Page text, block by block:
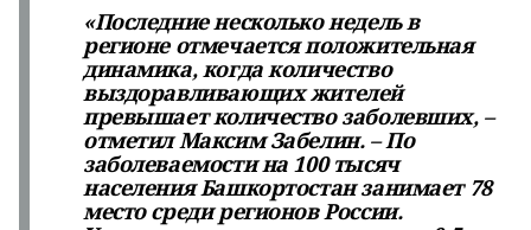
«Последние несколько недель в
регионе отмечается положительная
динамика, когда количество
выздоравливающих жителей
превышает количество заболевших, –
отметил Максим Забелин. – По
заболеваемости на 100 тысяч
населения Башкортостан занимает 78
место среди регионов России.